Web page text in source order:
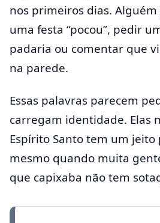
nos primeiros dias.
uma festa “pocou”, pedir
padaria ou comentar que
na parede.
Essas palavras parecem
carregam identidade. Elas
Espírito Santo tem um jeito
mesmo quando muita
que capixaba não tem